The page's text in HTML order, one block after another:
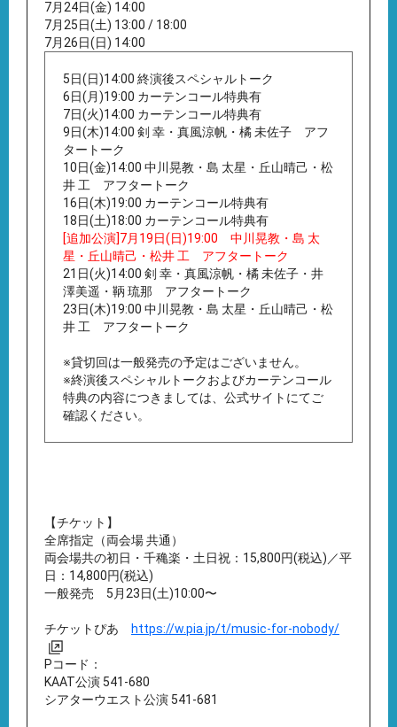
7月24日(金) 14:00
7月25日(土) 13:00 / 18:00
7月26日(日) 14:00
5日(日)14:00 終演後スペシャルトーク
6日(月)19:00 カーテンコール特典有
7日(火)14:00 カーテンコール特典有
9日(木)14:00 剣 幸・真風涼帆・橘 未佐子 アフ
タートーク
10日(金)14:00 中川晃教・島 太星・丘山晴己・松
井 工 アフタートーク
16日(木)19:00 カーテンコール特典有
18日(土)18:00 カーテンコール特典有
[追加公演]7月19日(日)19:00 中川晃教・島 太
星・丘山晴己・松井 工 アフタートーク
21日(火)14:00 剣 幸・真風涼帆・橘 未佐子・井
澤美遥・鞆 琉那 アフタートーク
23日(木)19:00 中川晃教・島 太星・丘山晴己・松
井 工 アフタートーク
※貸切回は一般発売の予定はございません。
※終演後スペシャルトークおよびカーテンコール
特典の内容につきましては、公式サイトにてご
確認ください。
【チケット】
全席指定（両会場 共通）
両会場共の初日・千穐楽・土日祝：15,800円(税込)／平
日：14,800円(税込)
一般発売 5月23日(土)10:00〜
チケットぴあ https://w.pia.jp/t/music-for-nobody/
Pコード：
KAAT公演 541-680
シアターウエスト公演 541-681